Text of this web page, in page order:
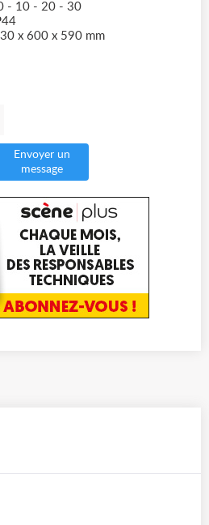
0 - 10 - 20 - 30
x 600 x 590 mm
Envoyer un
message